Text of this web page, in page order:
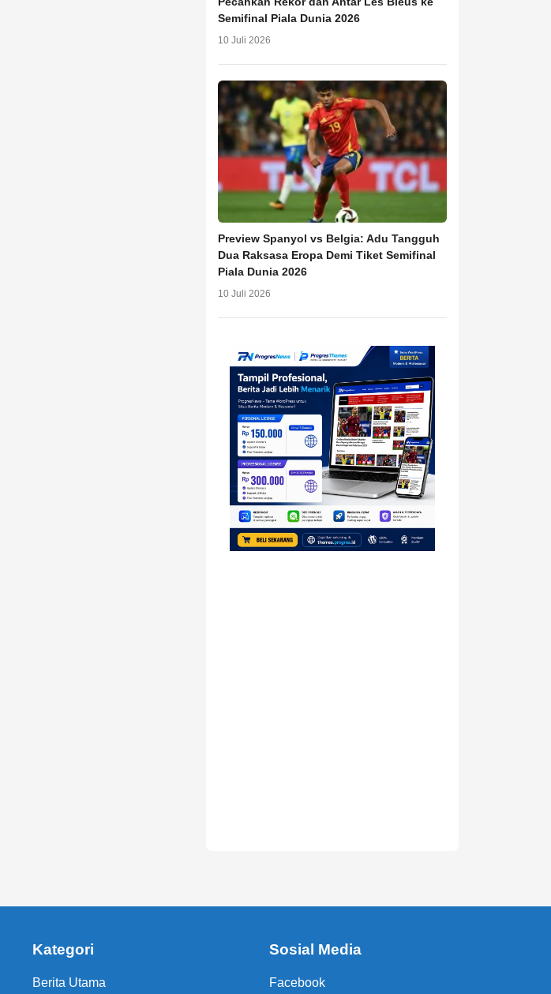
Semifinal Piala Dunia 2026
10 Juli 2026
Preview Spanyol vs Belgia: Adu Tangguh
Dua Raksasa Eropa Demi Tiket Semifinal
Piala Dunia 2026
10 Juli 2026
Kategori
Berita Utama
Sosial Media
Facebook